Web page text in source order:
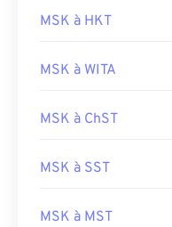
MSK à HKT
MSK à WITA
MSK à ChST
MSK à SST
MSK à MST